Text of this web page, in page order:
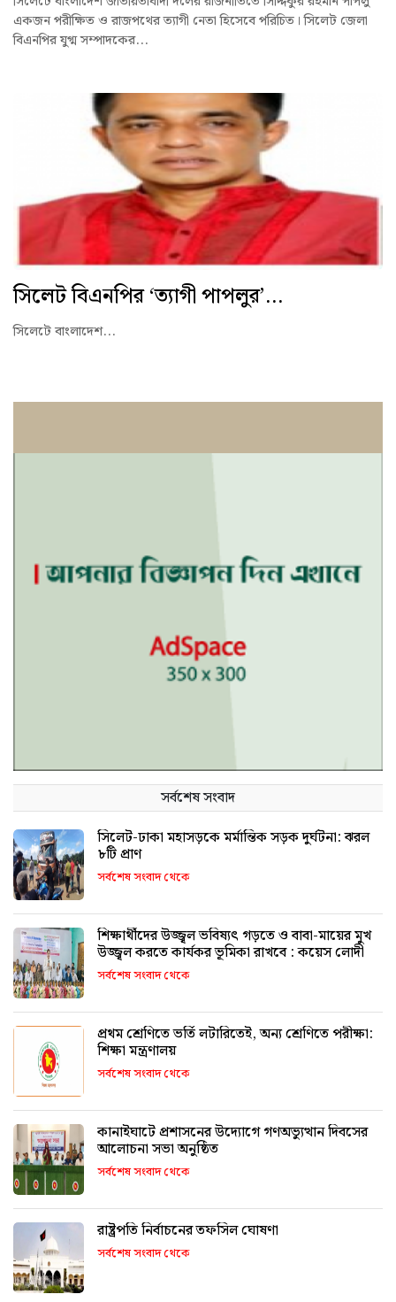
একজন পরীক্ষিত ও রাজপথের ত্যাগী নেতা হিসেবে পরিচিত। সিলেট জেলা
বিএনপির যুগ্ম সম্পাদকের...
সিলেট বিএনপির ‘ত্যাগী পাপলুর’...
সিলেটে বাংলাদেশ...
সর্বশেষ সংবাদ
সিলেট-ঢাকা মহাসড়কে মর্মান্তিক সড়ক দুর্ঘটনা: ঝরল
৮টি প্রাণ
সর্বশেষ সংবাদ থেকে
শিক্ষার্থীদের উজ্জ্বল ভবিষ্যৎ গড়তে ও বাবা-মায়ের মুখ
উজ্জ্বল করতে কার্যকর ভূমিকা রাখবে : কয়েস লোদী
সর্বশেষ সংবাদ থেকে
প্রথম শ্রেণিতে ভর্তি লটারিতেই, অন্য শ্রেণিতে পরীক্ষা:
শিক্ষা মন্ত্রণালয়
সর্বশেষ সংবাদ থেকে
কানাইঘাটে প্রশাসনের উদ্যোগে গণঅভ্যুত্থান দিবসের
আলোচনা সভা অনুষ্ঠিত
সর্বশেষ সংবাদ থেকে
রাষ্ট্রপতি নির্বাচনের তফসিল ঘোষণা
সর্বশেষ সংবাদ থেকে